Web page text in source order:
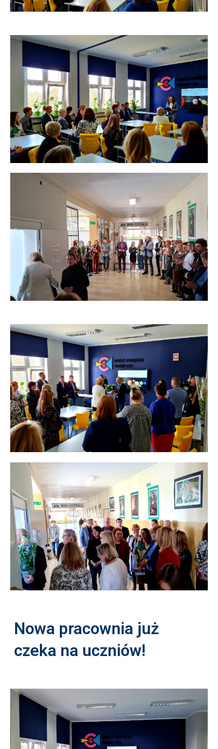
Nowa pracownia już
czeka na uczniów!